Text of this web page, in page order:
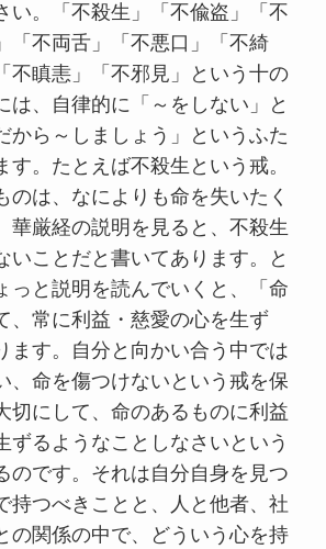
い。「不殺生」「不偸盗」「不
「不両舌」「不悪口」「不綺
不瞋恚」「不邪見」という十の
は、自律的に「～をしない」と
から～しましょう」というふた
す。たとえば不殺生という戒。
のは、なによりも命を失いたく
華厳経の説明を見ると、不殺生
いことだと書いてあります。と
っと説明を読んでいくと、「命
、常に利益・慈愛の心を生ず
ます。自分と向かい合う中では
、命を傷つけないという戒を保
切にして、命のあるものに利益
ずるようなことしなさいという
のです。それは自分自身を見つ
持つべきことと、人と他者、社
の関係の中で、どういう心を持